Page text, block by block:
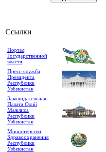
Ссылки
Портал
Государственной
власти
Пресс-служба
Президента
Республики
Узбекистан
Законодательная
Палата Олий
Мажлиса
Республики
Узбекистан
Министерство
Здравоохранения
Республики
Узбекистан